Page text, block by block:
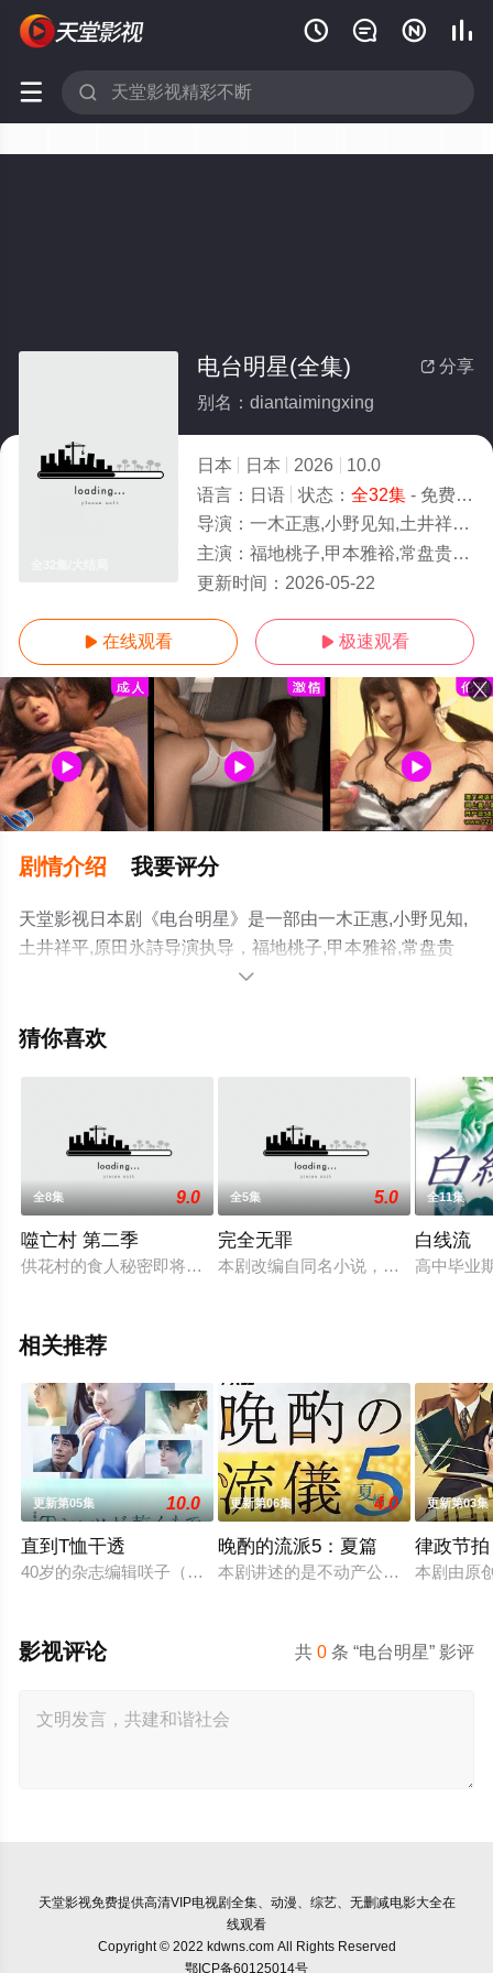
   
 
 分享
电台明星(全集)
别名：diantaimingxing
日本 日本 2026
10.0
语言： 日语 状态： 全32集- 免费在线观看
导演： 一木正惠,小野见知,土井祥平,原田氷詩
主演： 福地桃子,甲本雅裕,常盘贵子,涩川清彦,甲斐翔真,风间俊介,大八木凯斗,大野
更新时间： 2026-05-22
 在线观看  极速观看
剧情介绍 我要评分
天堂影视日本剧《电台明星》是一部由一木正惠,小野见知,
土井祥平,原田氷詩导演执导，福地桃子,甲本雅裕,常盘贵
子,涩川清彦,甲斐翔真,风间俊介,大八木凯斗,大野爱实,近藤
情已揭晓（全32集），免费观看高清未删减完整版电视剧

猜你喜欢
全8集 9.0
噬亡村 第二季
供花村的食人秘密即将揭晓，阿川警官能否及时拯救他的家人幸
全5集 5.0
完全无罪
本剧改编自同名小说，讲述了备受期
全11集
白线流
高中毕业
相关推荐
更新第05集 10.0
直到T恤干透
40岁的杂志编辑咲子（苍井优 饰）原本深信自己拥有美满的婚
更新第06集 4.0
晚酌的流派5：夏篇
本剧讲述的是不动产公司营业员伊泽
更新第03集
律政节
本剧由原
共0 条 “电台明星” 影评
影视评论
天堂影视免费提供高清VIP电视剧全集、动漫、综艺、无删减电影大全在
线观看
Copyright © 2022 kdwns.com All Rights Reserved
鄂ICP备60125014号